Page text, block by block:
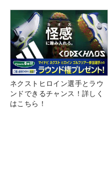
ネクストヒロイン選手とラウ
ンドできるチャンス！詳しく
はこちら！